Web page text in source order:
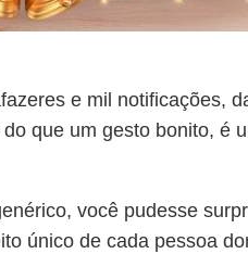
e mil notificações,
que um gesto bonito, é
você pudesse
único de cada pessoa